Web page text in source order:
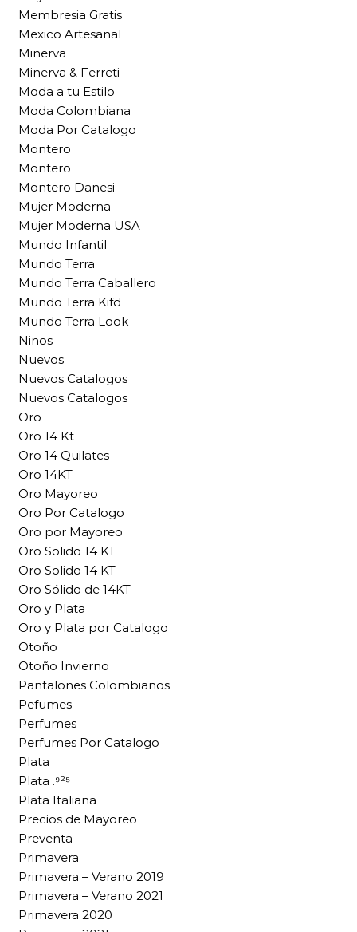
Membresia Gratis
Mexico Artesanal
Minerva
Minerva & Ferreti
Moda a tu Estilo
Moda Colombiana
Moda Por Catalogo
Montero
Montero
Montero Danesi
Mujer Moderna
Mujer Moderna USA
Mundo Infantil
Mundo Terra
Mundo Terra Caballero
Mundo Terra Kifd
Mundo Terra Look
Ninos
Nuevos
Nuevos Catalogos
Nuevos Catalogos
Oro
Oro 14 Kt
Oro 14 Quilates
Oro 14KT
Oro Mayoreo
Oro Por Catalogo
Oro por Mayoreo
Oro Solido 14 KT
Oro Solido 14 KT
Oro Sólido de 14KT
Oro y Plata
Oro y Plata por Catalogo
Otoño
Otoño Invierno
Pantalones Colombianos
Pefumes
Perfumes
Perfumes Por Catalogo
Plata
Plata .⁹²⁵
Plata Italiana
Precios de Mayoreo
Preventa
Primavera
Primavera – Verano 2019
Primavera – Verano 2021
Primavera 2020